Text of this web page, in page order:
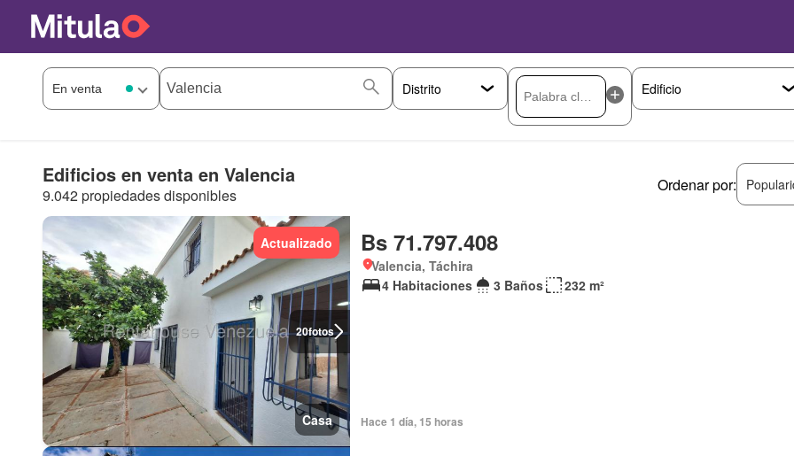
Edificios en venta en Valencia
9.042 propiedades disponibles
Ordenar por:
20fotos
Actualizado
Casa
Bs 71.797.408
Valencia, Táchira
4 Habitaciones
3 Baños 232 m²
Hace 1 día, 15 horas